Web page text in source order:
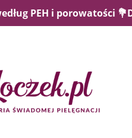
PEH i porowatości